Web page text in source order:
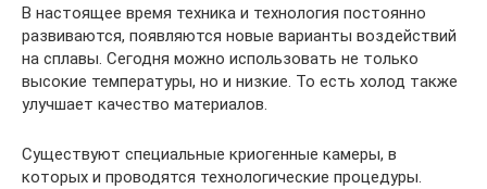
В настоящее время техника и технология постоянно
развиваются, появляются новые варианты воздействий
на сплавы. Сегодня можно использовать не только
высокие температуры, но и низкие. То есть холод также
улучшает качество материалов.
Существуют специальные криогенные камеры, в
которых и проводятся технологические процедуры.